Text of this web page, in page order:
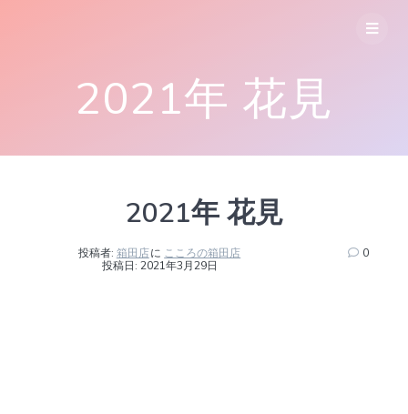
ツ
へ
ス
ッ
2021年 花見
2021年 花見
投稿者: 箱田店に こころの箱田店
投稿日: 2021年3月29日
0